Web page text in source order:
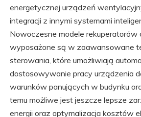
energetycznej urządzeń
integracji z innymi systemami
Nowoczesne modele rekuperatorów
wyposażone są w zaawansowane
sterowania, które umożliwiają
dostosowywanie pracy urządzenia
warunków panujących w budynku
temu możliwe jest jeszcze lepsze
energii oraz optymalizacja kosztów